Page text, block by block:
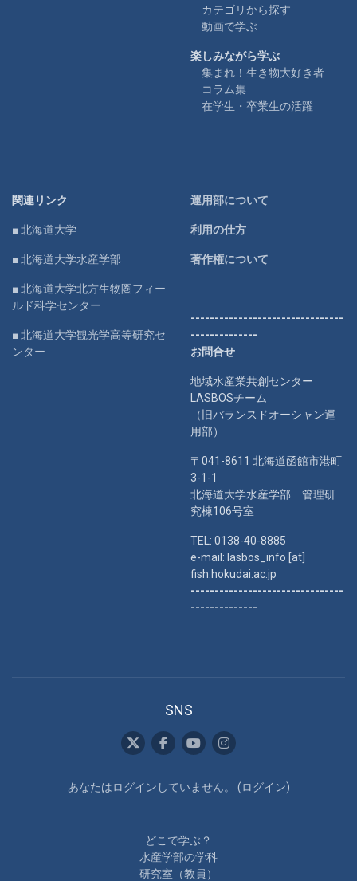
カテゴリから探す
動画で学ぶ
楽しみながら学ぶ
集まれ！生き物大好き者
コラム集
在学生・卒業生の活躍
関連リンク
■ 北海道大学
■ 北海道大学水産学部
■ 北海道大学北方生物圏フィー
ルド科学センター
■ 北海道大学観光学高等研究セ
ンター
運用部について
利用の仕方
著作権について
--------------------------------
--------------
お問合せ
地域水産業共創センター
LASBOSチーム
（旧バランスドオーシャン運
用部）
〒041-8611 北海道函館市港町
3-1-1
北海道大学水産学部 管理研
究棟106号室
TEL: 0138-40-8885
e-mail: lasbos_info [at]
fish.hokudai.ac.jp
--------------------------------
--------------
SNS
あなたはログインしていません。 (ログイン)
どこで学ぶ？
水産学部の学科
研究室（教員）